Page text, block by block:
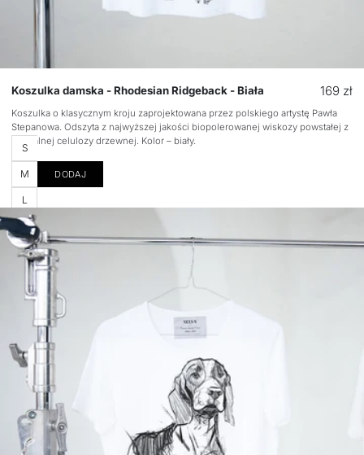
Koszulka damska - Rhodesian Ridgeback - Biała
Cena
169 zł
Koszulka o klasycznym kroju zaprojektowana przez polskiego artystę Pawła
Stepanowa. Odszyta z najwyższej jakości biopolerowanej wiskozy powstałej z
naturalnej celulozy drzewnej. Kolor – biały.
Rozmiar
S
M
L
DODAJ